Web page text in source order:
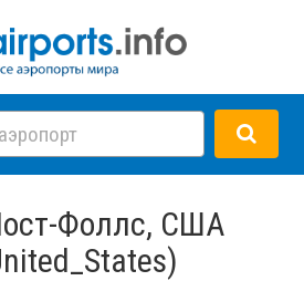
Фоллс, США